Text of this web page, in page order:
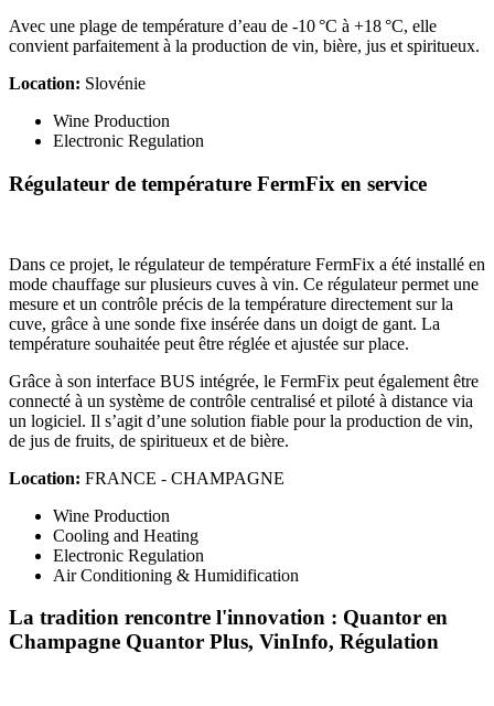
Avec une plage de température d’eau de -10 °C à +18 °C, elle
convient parfaitement à la production de vin, bière, jus et spiritueux.
Location: Slovénie
Wine Production
Electronic Regulation
Régulateur de température FermFix en service
Dans ce projet, le régulateur de température FermFix a été installé en
mode chauffage sur plusieurs cuves à vin. Ce régulateur permet une
mesure et un contrôle précis de la température directement sur la
cuve, grâce à une sonde fixe insérée dans un doigt de gant. La
température souhaitée peut être réglée et ajustée sur place.
Grâce à son interface BUS intégrée, le FermFix peut également être
connecté à un système de contrôle centralisé et piloté à distance via
un logiciel. Il s’agit d’une solution fiable pour la production de vin,
de jus de fruits, de spiritueux et de bière.
Location: FRANCE - CHAMPAGNE
Wine Production
Cooling and Heating
Electronic Regulation
Air Conditioning & Humidification
La tradition rencontre l'innovation : Quantor en
Champagne Quantor Plus, VinInfo, Régulation